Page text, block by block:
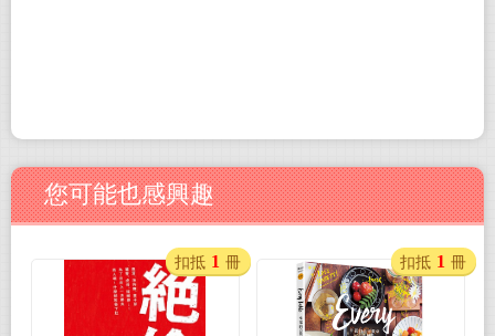
您可能也感興趣
扣抵 1 冊 扣抵 1 冊